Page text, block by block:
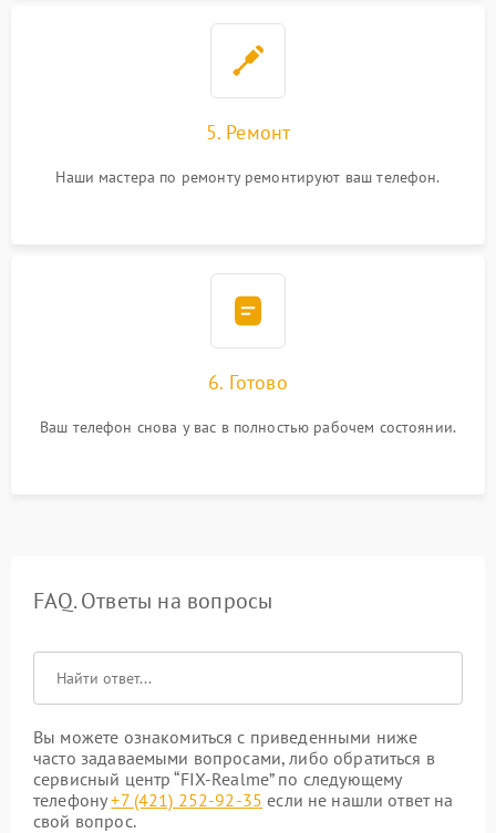
5. Ремонт
Наши мастера по ремонту ремонтируют ваш телефон.
6. Готово
Ваш телефон снова у вас в полностью рабочем состоянии.
FAQ. Ответы на вопросы
Вы можете ознакомиться с приведенными ниже
часто задаваемыми вопросами, либо обратиться в
сервисный центр “FIX-Realme” по следующему
телефону+7 (421) 252-92-35 если не нашли ответ на
свой вопрос.